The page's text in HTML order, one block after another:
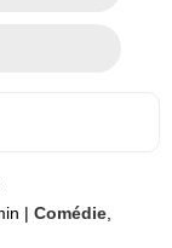
| Comédie